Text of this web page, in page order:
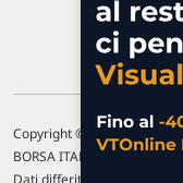
Copyright © 1996-2026
BORSA ITALIANA
Dati differiti di 15 min.